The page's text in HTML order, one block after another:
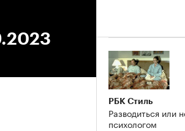
РБК Стиль
Разводиться или
психологом